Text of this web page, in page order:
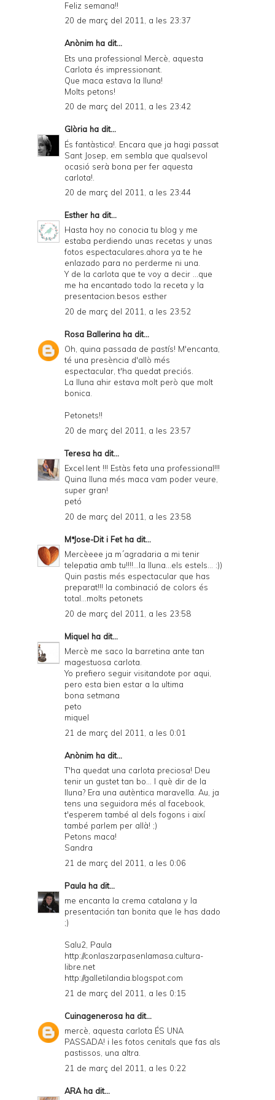
Feliz semana!!
20 de març del 2011, a les 23:37
Anònim ha dit...
Ets una professional Mercè, aquesta
Carlota és impressionant.
Que maca estava la lluna!
Molts petons!
20 de març del 2011, a les 23:42
Glòria ha dit...
És fantàstica!. Encara que ja hagi passat
Sant Josep, em sembla que qualsevol
ocasió serà bona per fer aquesta
carlota!.
20 de març del 2011, a les 23:44
Esther ha dit...
Hasta hoy no conocia tu blog y me
estaba perdiendo unas recetas y unas
fotos espectaculares.ahora ya te he
enlazado para no perderme ni una.
Y de la carlota que te voy a decir ...que
me ha encantado todo la receta y la
presentacion.besos esther
20 de març del 2011, a les 23:52
Rosa Ballerina ha dit...
Oh, quina passada de pastís! M'encanta,
té una presència d'allò més
espectacular, t'ha quedat preciós.
La lluna ahir estava molt però que molt
bonica.
Petonets!!
20 de març del 2011, a les 23:57
Teresa ha dit...
Excel·lent !!! Estàs feta una professional!!!
Quina lluna més maca vam poder veure,
super gran!
petó
20 de març del 2011, a les 23:58
MªJose-Dit i Fetha dit...
Mercèeee ja m´agradaria a mi tenir
telepatia amb tu!!!!...la lluna...els estels... :))
Quin pastis més espectacular que has
preparat!!! la combinació de colors és
total...molts petonets
20 de març del 2011, a les 23:58
Miquel ha dit...
Mercè me saco la barretina ante tan
magestuosa carlota.
Yo prefiero seguir visitandote por aqui,
pero esta bien estar a la ultima
bona setmana
peto
miquel
21 de març del 2011, a les 0:01
Anònim ha dit...
T'ha quedat una carlota preciosa! Deu
tenir un gustet tan bo... I què dir de la
lluna? Era una autèntica maravella. Au, ja
tens una seguidora més al facebook,
t'esperem també al dels fogons i així
també parlem per allà! ;)
Petons maca!
Sandra
21 de març del 2011, a les 0:06
Paula ha dit...
me encanta la crema catalana y la
presentación tan bonita que le has dado
;)
Salu2, Paula
http://conlaszarpasenlamasa.cultura-
libre.net
http://galletilandia.blogspot.com
21 de març del 2011, a les 0:15
Cuinagenerosa ha dit...
mercè, aquesta carlota ÉS UNA
PASSADA! i les fotos cenitals que fas als
pastissos, una altra.
21 de març del 2011, a les 0:22
ARAha dit...